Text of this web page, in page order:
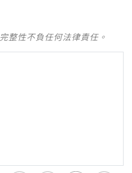
整性不負任何法律責任。